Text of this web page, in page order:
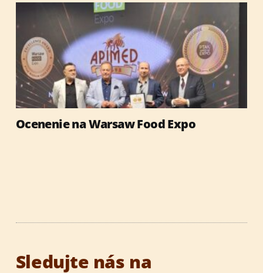
Ocenenie na Warsaw Food Expo
Sledujte nás na